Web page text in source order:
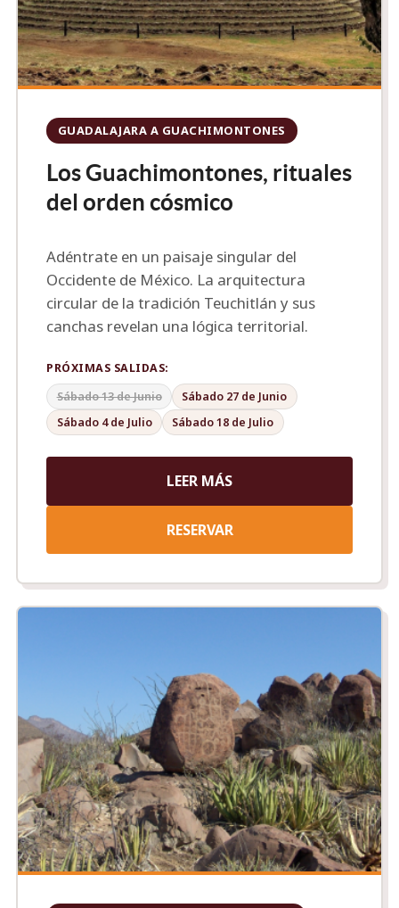
GUADALAJARA A GUACHIMONTONES
Los Guachimontones, rituales
del orden cósmico
Adéntrate en un paisaje singular del
Occidente de México. La arquitectura
circular de la tradición Teuchitlán y sus
canchas revelan una lógica territorial.
PRÓXIMAS SALIDAS:
Sábado 13 de Junio
Sábado 27 de Junio
Sábado 4 de Julio
Sábado 18 de Julio
LEER MÁS
RESERVAR